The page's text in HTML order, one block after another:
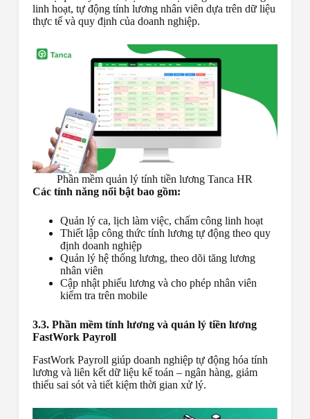
linh hoạt, tự động tính lương nhân viên dựa trên dữ liệu
thực tế và quy định của doanh nghiệp.
Phần mềm quản lý tính tiền lương Tanca HR
Các tính năng nổi bật bao gồm:
Quản lý ca, lịch làm việc, chấm công linh hoạt
Thiết lập công thức tính lương tự động theo quy
định doanh nghiệp
Quản lý hệ thống lương, theo dõi tăng lương
nhân viên
Cập nhật phiếu lương và cho phép nhân viên
kiểm tra trên mobile
3.3. Phần mềm tính lương và quản lý tiền lương
FastWork Payroll
FastWork Payroll giúp doanh nghiệp tự động hóa tính
lương và liên kết dữ liệu kế toán – ngân hàng, giảm
thiểu sai sót và tiết kiệm thời gian xử lý.